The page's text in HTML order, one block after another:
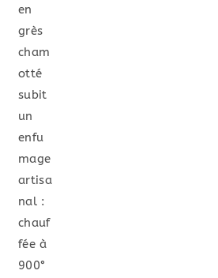
en
grès
cham
otté
subit
un
enfu
mage
artisa
nal :
chauf
fée à
900°